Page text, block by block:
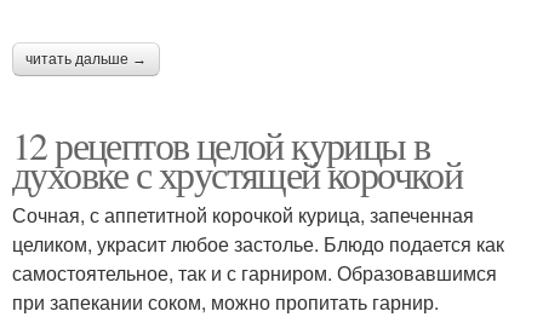
перцем
Курица в мультиварке Курица с макаронами
Курица на банке Курица в маринаде
читать дальше →
12 рецептов целой курицы в
духовке с хрустящей корочкой
Сочная, с аппетитной корочкой курица, запеченная
целиком, украсит любое застолье. Блюдо подается как
самостоятельное, так и с гарниром. Образовавшимся
при запекании соком, можно пропитать гарнир.